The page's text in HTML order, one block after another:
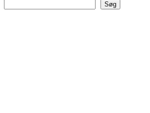
Søg